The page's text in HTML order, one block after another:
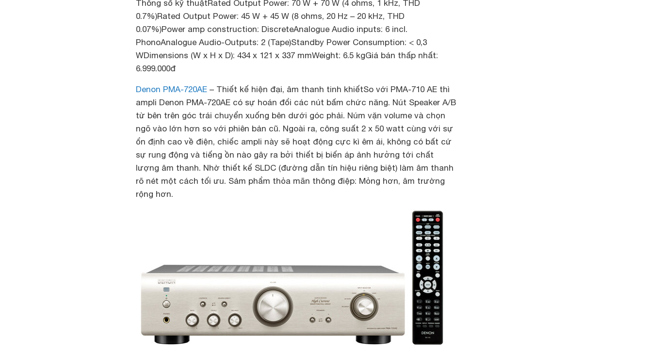
Thông số kỹ thuậtRated Output Power: 70 W + 70 W (4 ohms, 1 kHz, THD
0.7%)Rated Output Power: 45 W + 45 W (8 ohms, 20 Hz – 20 kHz, THD
0.07%)Power amp construction: DiscreteAnalogue Audio inputs: 6 incl.
PhonoAnalogue Audio-Outputs: 2 (Tape)Standby Power Consumption: < 0,3
WDimensions (W x H x D): 434 x 121 x 337 mmWeight: 6.5 kgGiá bán thấp nhất:
6.999.000đ
Denon PMA-720AE – Thiết kế hiện đại, âm thanh tinh khiếtSo với PMA-710 AE thì
ampli Denon PMA-720AE có sự hoán đổi các nút bấm chức năng. Nút Speaker A/B
từ bên trên góc trái chuyển xuống bên dưới góc phải. Núm vặn volume và chọn
ngõ vào lớn hơn so với phiên bản cũ. Ngoài ra, công suất 2 x 50 watt cùng với sự
ổn định cao về điện, chiếc ampli này sẽ hoạt động cực kì êm ái, không có bất cứ
sự rung động và tiếng ồn nào gây ra bởi thiết bị biến áp ảnh hưởng tới chất
lượng âm thanh. Nhờ thiết kế SLDC (đường dẫn tín hiệu riêng biệt) làm âm thanh
rõ nét một cách tối ưu. Sảm phẩm thỏa mãn thông điệp: Mỏng hơn, âm trường
rộng hơn.